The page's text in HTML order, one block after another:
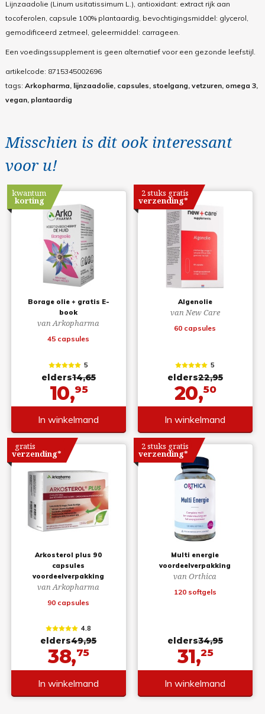
Lijnzaadolie (Linum usitatissimum L.), antioxidant: extract rijk aan
tocoferolen, capsule 100% plantaardig, bevochtigingsmiddel: glycerol,
gemodificeerd zetmeel, geleermiddel: carrageen.
Een voedingssupplement is geen alternatief voor een gezonde leefstijl.
artikelcode: 8715345002696
tags: Arkopharma, lijnzaadolie, capsules, stoelgang, vetzuren, omega 3,
vegan, plantaardig
Misschien is dit ook interessant
voor u!
Borage olie + gratis E-
book
van Arkopharma
45 capsules
kwantum
korting
5
elders14,65
10,95
In winkelmand
Algenolie
van New Care
60 capsules
2 stuks gratis
verzending*
5
elders22,95
20,50
In winkelmand
Arkosterol plus 90
capsules
voordeelverpakking
van Arkopharma
90 capsules
gratis
verzending*
4.8
elders49,95
38,75
In winkelmand
Multi energie
voordeelverpakking
van Orthica
120 softgels
2 stuks gratis
verzending*
elders34,95
31,25
In winkelmand